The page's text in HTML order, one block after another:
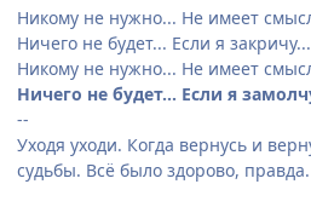
Никому не нужно... Не имеет
Ничего не будет... Если я закричу...
Никому не нужно... Не имеет
Ничего не будет... Если я
--
Уходя уходи. Когда вернусь и
судьбы. Всё было здорово, правда.